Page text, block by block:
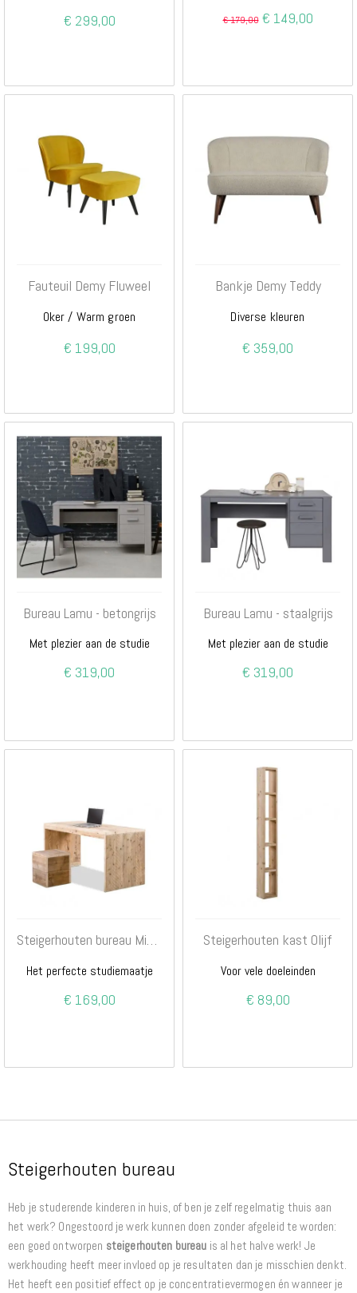
€ 299,00 € 179,00 Special
Price
€ 149,00
Fauteuil Demy Fluweel
Oker / Warm groen
€ 199,00
Bankje Demy Teddy
Diverse kleuren
€ 359,00
Bureau Lamu - betongrijs
Met plezier aan de studie
€ 319,00
Bureau Lamu - staalgrijs
Met plezier aan de studie
€ 319,00
Steigerhouten bureau Mickey
Het perfecte studiemaatje
€ 169,00
Steigerhouten kast Olijf
Voor vele doeleinden
€ 89,00
Steigerhouten bureau
Heb je studerende kinderen in huis, of ben je zelf regelmatig thuis aan
het werk? Ongestoord je werk kunnen doen zonder afgeleid te worden:
een goed ontworpen steigerhouten bureau is al het halve werk! Je
werkhouding heeft meer invloed op je resultaten dan je misschien denkt.
Het heeft een positief effect op je concentratievermogen én wanneer je